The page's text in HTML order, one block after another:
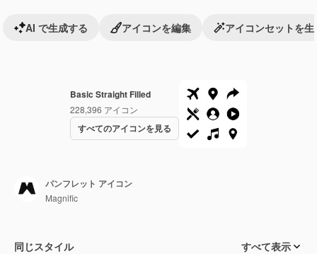
Basic Straight Filled
228,396 アイコン
すべてのアイコンを見る
AI で生成する アイコンを編集 アイコンセットを生
パンフレット アイコン
Magnific
同じスタイル すべて表示